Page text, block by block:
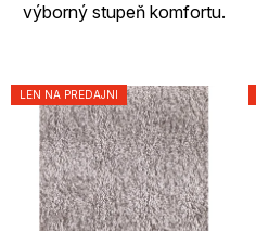
výborný stupeň komfortu.
LEN NA PREDAJNI